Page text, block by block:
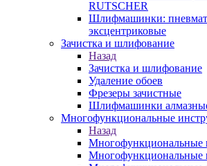
RUTSCHER
Шлифмашинки:
эксцентриковые
Зачистка и шлифование
Назад
Зачистка и шлифование
Удаление обоев
Фрезеры зачистные
Шлифмашинки
Многофункциональные
Назад
Многофункциональные
Многофункциональные